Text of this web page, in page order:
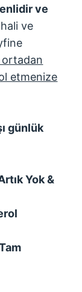
ve
ve
ortadan
etmenize
günlük
Yok &